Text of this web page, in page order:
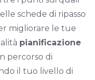
schede di ripasso
migliorare le tue
pianificazione
percorso di
il tuo livello di